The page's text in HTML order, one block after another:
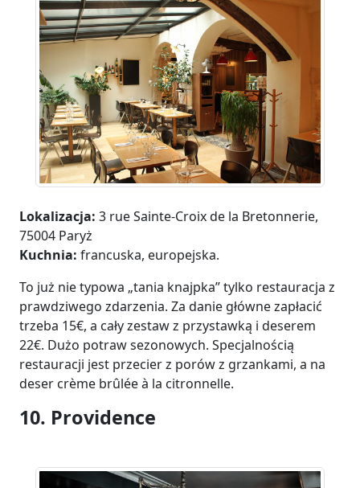
Lokalizacja: 3 rue Sainte-Croix de la Bretonnerie,
75004 Paryż
Kuchnia: francuska, europejska.
To już nie typowa „tania knajpka” tylko restauracja z
prawdziwego zdarzenia. Za danie główne zapłacić
trzeba 15€, a cały zestaw z przystawką i deserem
22€. Dużo potraw sezonowych. Specjalnością
restauracji jest przecier z porów z grzankami, a na
deser crème brûlée à la citronnelle.
10. Providence